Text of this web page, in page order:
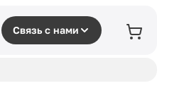
Связь с нами